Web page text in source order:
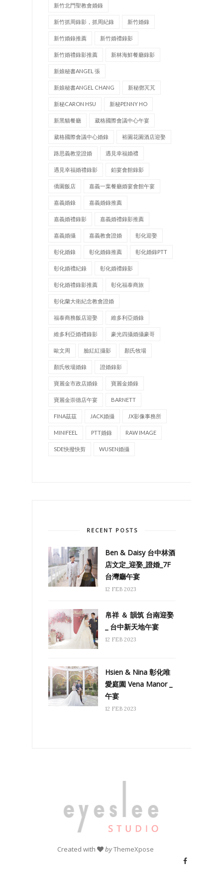
新竹北門聖教會婚錄
新竹抓周錄影，抓周紀錄 新竹婚錄
新竹婚錄推薦 新竹婚禮錄影
新竹婚禮錄影推薦 新林海鮮餐廳錄影
新娘秘書ANGEL 張
新娘秘書ANGEL CHANG 新秘鄧芃芃
新秘CARON HSU 新秘PENNY HO
新黑貓餐廳 葳格國際會議中心午宴
葳格國際會議中心婚錄 裕園花園酒店迎娶
路思義教堂證婚 遇見幸福婚禮
遇見幸福婚禮錄影 鉑宴會館錄影
僑園飯店 嘉義一葉餐廳婚宴會館午宴
嘉義婚錄 嘉義婚錄推薦
嘉義婚禮錄影 嘉義婚禮錄影推薦
嘉義婚攝 嘉義教會證婚 彰化迎娶
彰化婚錄 彰化婚錄推薦 彰化婚錄PTT
彰化婚禮紀錄 彰化婚禮錄影
彰化婚禮錄影推薦 彰化福泰商旅
彰化蘭大衛紀念教會證婚
福泰商務飯店迎娶 維多利亞婚錄
維多利亞婚禮錄影 豪光四攝婚攝豪哥
歐文周 臉紅紅攝影 顏氏牧場
顏氏牧場婚錄 證婚錄影
寶麗金市政店婚錄 寶麗金婚錄
寶麗金崇德店午宴 BARNETT
FINA茲茲 JACK婚攝 JX影像事務所
MINIFEEL PTT婚錄 RAW IMAGE
SDE快撥快剪 WUSEN婚攝
RECENT POSTS
Ben & Daisy 台中林酒
店文定_迎娶_證婚_7F
台灣廳午宴
12 FEB 2023
帛祥 ＆ 韻筑 台南迎娶
_ 台中新天地午宴
12 FEB 2023
Hsien & Nina 彰化唯
愛庭園 Vena Manor _
午宴
12 FEB 2023
Created with byThemeXpose